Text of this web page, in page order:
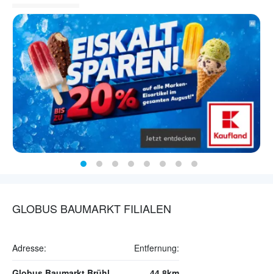
GLOBUS BAUMARKT FILIALEN
Adresse: Entfernung: